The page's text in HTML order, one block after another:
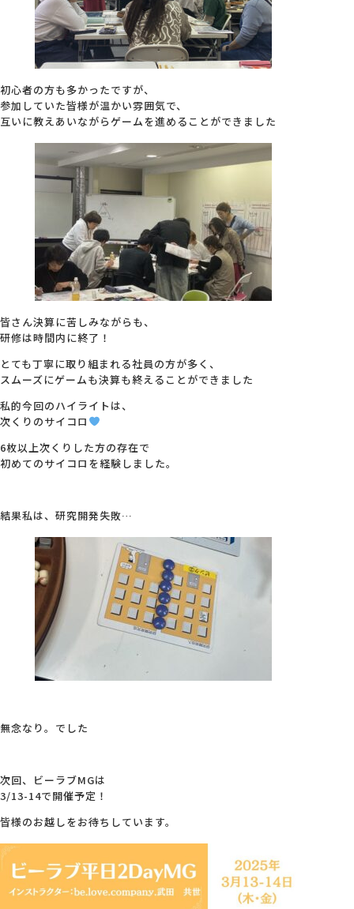
お問い合わせ
初心者の方も多かったですが、
参加していた皆様が温かい雰囲気で、
互いに教えあいながらゲームを進めることができました
皆さん決算に苦しみながらも、
研修は時間内に終了！
とても丁寧に取り組まれる社員の方が多く、
スムーズにゲームも決算も終えることができました
私的今回のハイライトは、
次くりのサイコロ
6枚以上次くりした方の存在で
初めてのサイコロを経験しました。
結果私は、研究開発失敗…
無念なり。でした
次回、ビーラブMGは
3/13-14で開催予定！
皆様のお越しをお待ちしています。